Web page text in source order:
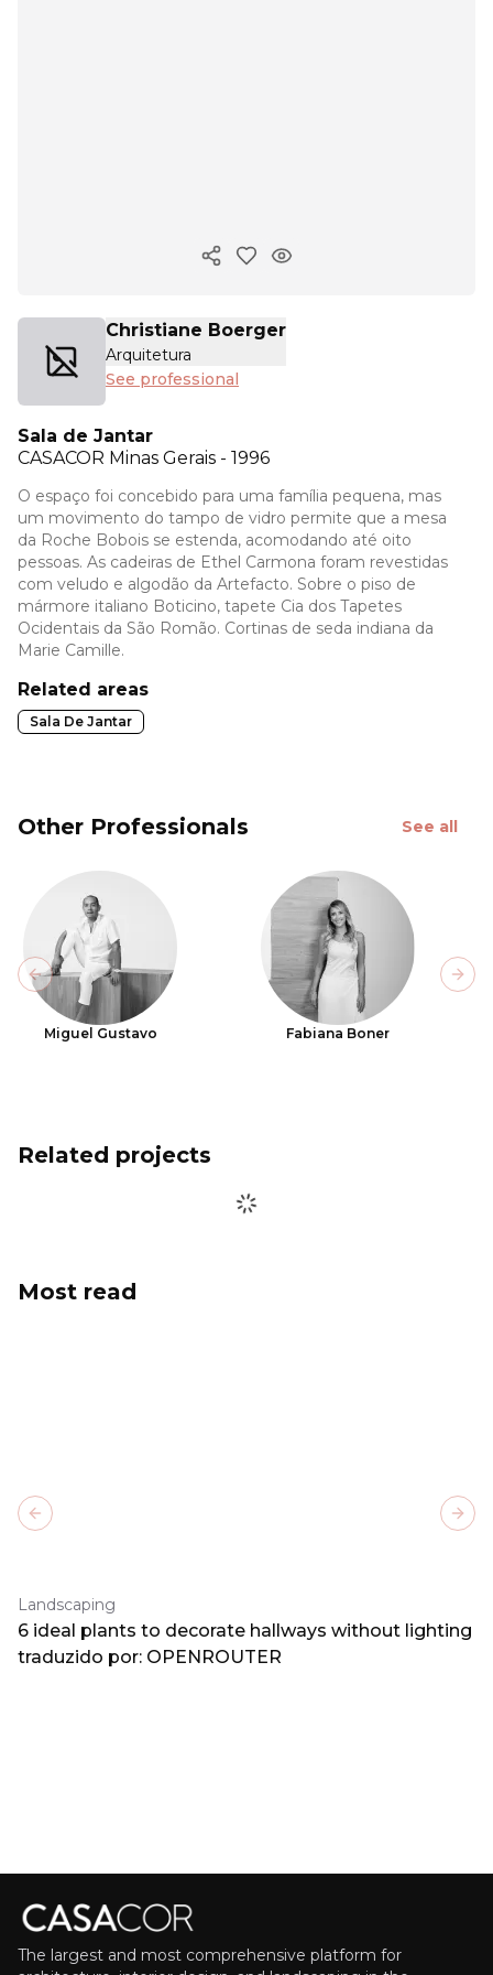
Copy ink
Christiane Boerger
Arquitetura
See professional
Sala de Jantar
CASACOR Minas Gerais - 1996
O espaço foi concebido para uma família pequena, mas
um movimento do tampo de vidro permite que a mesa
da Roche Bobois se estenda, acomodando até oito
pessoas. As cadeiras de Ethel Carmona foram revestidas
com veludo e algodão da Artefacto. Sobre o piso de
mármore italiano Boticino, tapete Cia dos Tapetes
Ocidentais da São Romão. Cortinas de seda indiana da
Marie Camille.
Related areas
Sala De Jantar
Other Professionals See all
Miguel Gustavo Fabiana Boner
Previous slide
Related projects
Most read
Landscaping
6 ideal plants to decorate hallways without lighting
traduzido por: OPENROUTER
Previous slide
The largest and most comprehensive platform for